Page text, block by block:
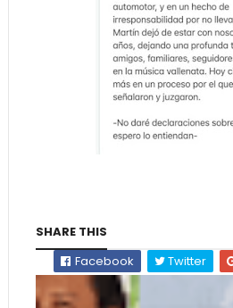
SHARE THIS
Facebook
Twitter